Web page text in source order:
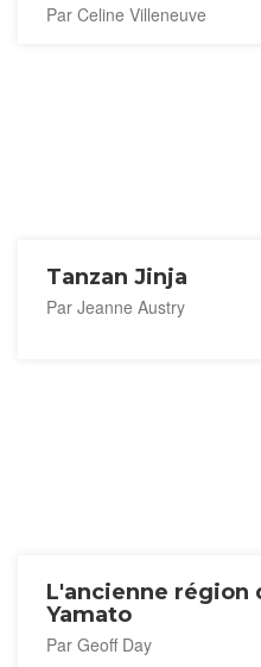
Par Celine Villeneuve
Tanzan Jinja
Par Jeanne Austry
L'ancienne région
Yamato
Par Geoff Day